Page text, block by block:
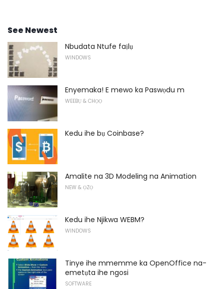
See Newest
Nbudata Ntufe faịlụ
WINDOWS
Enyemaka! E mewo ka Paswọdu m
WEEBỤ & CHỌỌ
Kedu ihe bụ Coinbase?
Amalite na 3D Modeling na Animation
NEW & ỌZỌ
Kedu ihe Njikwa WEBM?
WINDOWS
Tinye ihe mmemme ka OpenOffice na-
emetụta ihe ngosi
SOFTWARE